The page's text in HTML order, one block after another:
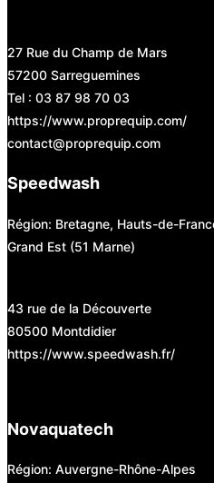
27 Rue du Champ de Mars
57200 Sarreguemines
Tel : 03 87 98 70 03
https://www.proprequip.com/
contact@proprequip.com
Speedwash
Région: Bretagne, Hauts-de-
Grand Est (51 Marne)
43 rue de la Découverte
80500 Montdidier
https://www.speedwash.fr/
Novaquatech
Région: Auvergne-Rhône-Alpes